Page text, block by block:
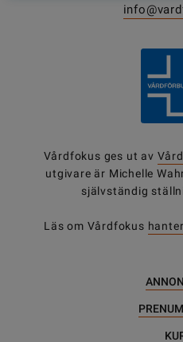
Vårdfokus ges ut av
utgivare är Michelle
självständig
Läs om Vårdfokus